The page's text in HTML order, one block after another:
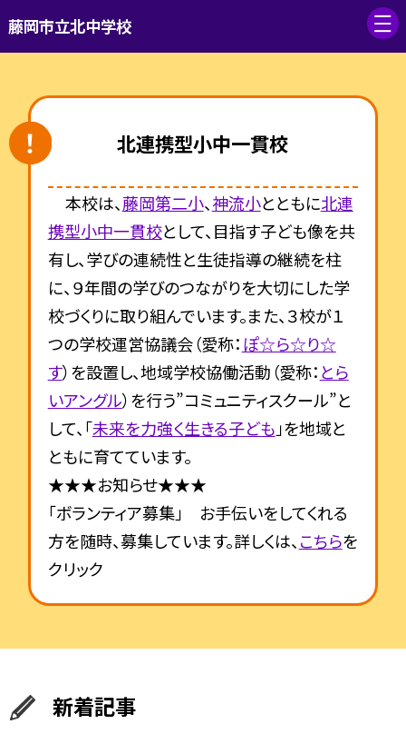
藤岡市立北中学校
北連携型小中一貫校
本校は、藤岡第二小、神流小とともに北連
携型小中一貫校として、目指す子ども像を共
有し、学びの連続性と生徒指導の継続を柱
に、９年間の学びのつながりを大切にした学
校づくりに取り組んでいます。また、３校が１
つの学校運営協議会（愛称：ぽ☆ら☆り☆
す）を設置し、地域学校協働活動（愛称：とら
いアングル）を行う”コミュニティスクール”と
して、「未来を力強く生きる子ども 」を地域と
ともに育てています。
★★★お知らせ★★★
「ボランティア募集」 お手伝いをしてくれる
方を随時、募集しています。詳しくは、 こちらを
クリック
新着記事